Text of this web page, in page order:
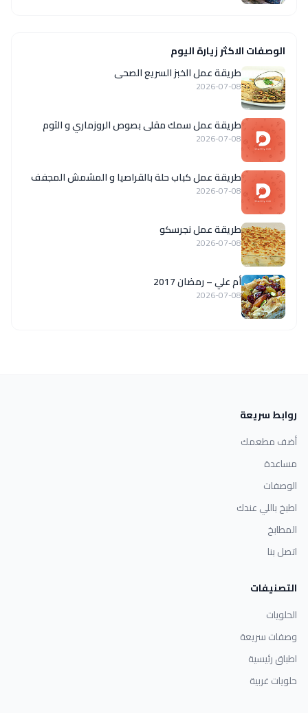
الوصفات الاكثر زيارة اليوم
طريقة عمل الخبز السريع الصحى
2026-07-08
طريقة عمل سمك مقلى بصوص الروزماري و الثوم
2026-07-08
طريقة عمل كباب حلة بالقراصيا و المشمش المجفف
2026-07-08
طريقة عمل نجرسكو
2026-07-08
أم علي – رمضان 2017
2026-07-08
روابط سريعة
أضف مطعمك
مساعدة
الوصفات
اطبخ باللي عندك
المطابخ
اتصل بنا
التصنيفات
الحلويات
وصفات سريعة
اطباق رئيسية
حلويات غربية